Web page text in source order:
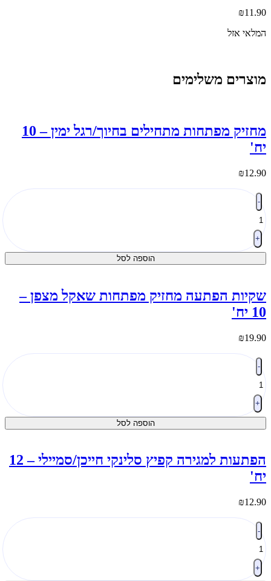
₪
אזל
משלימים
מחזיק מפתחות מתחילים בחיוך/רגל ימין – 10
₪
רגל
הוספה לסל
הפתעה מחזיק מפתחות שאקל מצפן –
יח'
₪
הוספה לסל
הפתעות למגירה קפיץ סלינקי חייכן/סמיילי – 12
₪